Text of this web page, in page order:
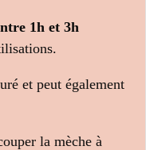
1h et 3h
et peut également
la mèche à